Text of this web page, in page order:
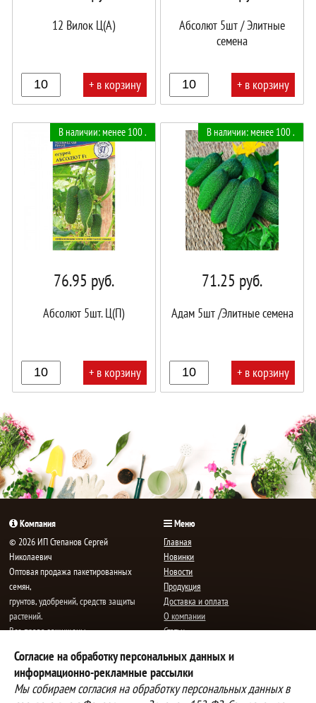
12 Вилок Ц(А)
+ в корзину
Абсолют 5шт / Элитные
семена
+ в корзину
корзине!
В наличии: менее 100 .
76.95 руб.
Абсолют 5шт. Ц(П)
+ в корзину
корзине!
В наличии: менее 100 .
71.25 руб.
Адам 5шт /Элитные семена
+ в корзину
Согласие на обработку персональных данных и
информационно-рекламные рассылки
Мы собираем согласия на обработку персональных данных в
Компания
© 2026 ИП Степанов Сергей
Николаевич
Oптовая продажа пакетированных
семян,
грунтов, удобрений, средств защиты
растений.
Все права защищены.
E-mail:mail@semenauspeha.ru
Телефон: +7 (8352) 28-80-34
Адрес: г. Чебоксары, пр. Мира 76 А
Меню
Главная
Новинки
Новости
Продукция
Доставка и оплата
О компании
Статьи